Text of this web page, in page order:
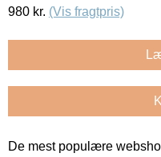
980 kr. (Vis fragtpris)
De mest populære